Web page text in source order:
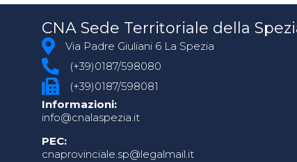
CNA Sede Territoriale della
Via Padre Giuliani 6 La Spezia
(+39)0187/598080
(+39)0187/598081
Informazioni:
info@cnalaspezia.it
PEC:
cnaprovinciale.sp@legalmail.it